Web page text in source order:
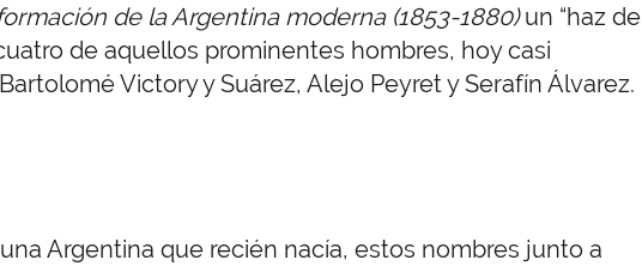
de la Argentina moderna (1853-1880)un “haz de
de aquellos prominentes hombres, hoy casi
Victory y Suárez, Alejo Peyret y Serafín Álvarez.
Argentina que recién nacía, estos nombres junto a